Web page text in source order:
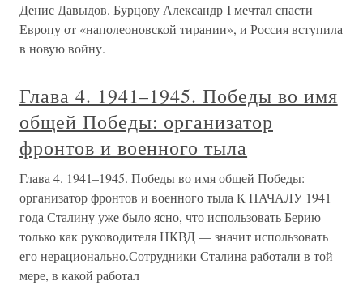
Денис Давыдов. Бурцову Александр I мечтал спасти
Европу от «наполеоновской тирании», и Россия вступила
в новую войну.
Глава 4. 1941–1945. Победы во имя
общей Победы: организатор
фронтов и военного тыла
Глава 4. 1941–1945. Победы во имя общей Победы:
организатор фронтов и военного тыла К НАЧАЛУ 1941
года Сталину уже было ясно, что использовать Берию
только как руководителя НКВД — значит использовать
его нерационально.Сотрудники Сталина работали в той
мере, в какой работал